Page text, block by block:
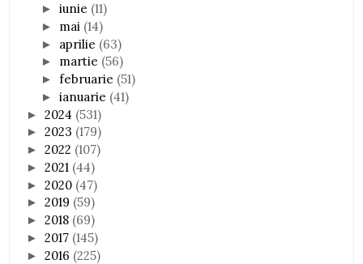
►iunie (11)
► mai (14)
► aprilie (63)
► martie (56)
►februarie (51)
►ianuarie (41)
►2024 (531)
►2023 (179)
►2022 (107)
►2021 (44)
►2020 (47)
►2019 (59)
►2018 (69)
►2017 (145)
►2016 (225)